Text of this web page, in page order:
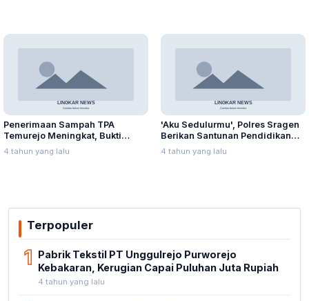
Penerimaan Sampah TPA
Temurejo Meningkat, Bukti
Masyarakat Blora Peduli
Kebersihan
4 tahun yang lalu
'Aku Sedulurmu', Polres Sragen
Berikan Santunan Pendidikan
Anak Yatim Piatu
4 tahun yang lalu
Terpopuler
1 Pabrik Tekstil PT Unggulrejo Purworejo
Kebakaran, Kerugian Capai Puluhan Juta Rupiah
4 tahun yang lalu